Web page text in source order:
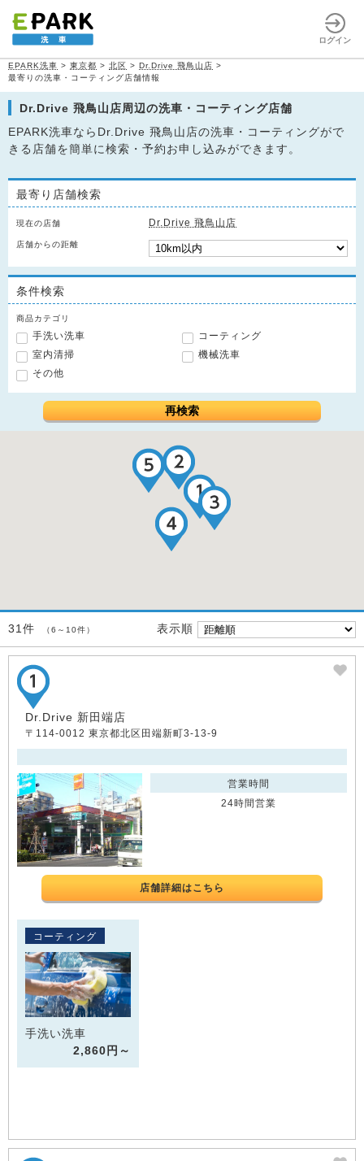
ログイン
EPARK洗車 > 東京都 > 北区 > Dr.Drive 飛鳥山店 >
最寄りの洗車・コーティング店舗情報
Dr.Drive 飛鳥山店周辺の洗車・コーティング店舗
EPARK洗車ならDr.Drive 飛鳥山店の洗車・コーティングがで
きる店舗を簡単に検索・予約お申し込みができます。
最寄り店舗検索
現在の店舗 Dr.Drive 飛鳥山店
店舗からの距離
条件検索
商品カテゴリ
手洗い洗車
コーティング
室内清掃
機械洗車
その他
再検索
31件 （6～10件） 表示順
Dr.Drive 新田端店
〒114-0012 東京都北区田端新町3-13-9
営業時間
24時間営業
店舗詳細はこちら
コーティング
手洗い洗車
2,860円～